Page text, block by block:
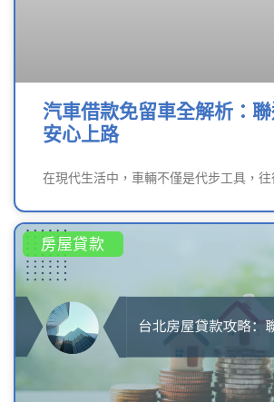
汽車借款免留車全解析：
安心上路
在現代生活中，車輛不僅是代步工具，
房屋貸款